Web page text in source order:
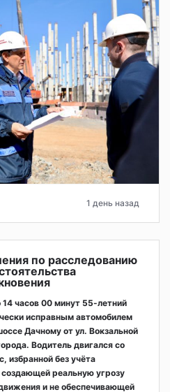
1 день назад
по расследованию
14 часов 00 минут 55-летний
исправным автомобилем
Дачному от ул. Вокзальной
Водитель двигался со
избранной без учёта
реальную угрозу
и не обеспечивающей